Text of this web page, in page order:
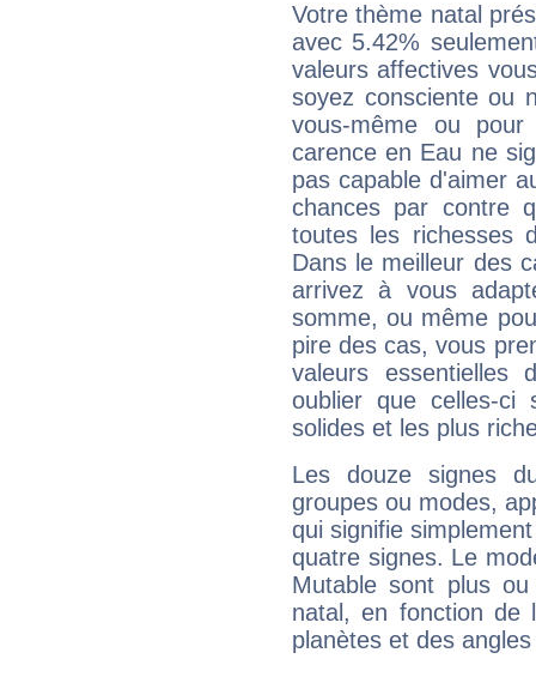
Votre thème natal
avec 5.42%
valeurs affectives
soyez consciente ou
vous-même ou
carence en Eau ne
pas capable d'aimer
chances par contre
toutes les richesses
Dans le meilleur des
arrivez à vous
somme, ou même
pire des cas, vous
valeurs
oublier que celles-
solides et les plus
Les douze signes
groupes ou modes,
qui signifie
quatre signes. Le
Mutable sont plus
natal, en fonction de
planètes et des